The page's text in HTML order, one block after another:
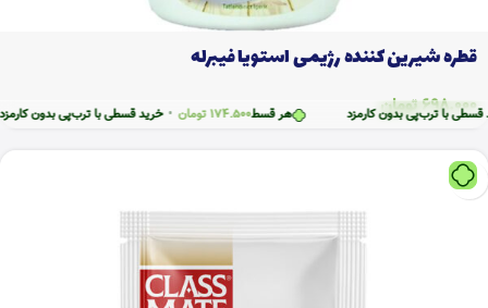
هر قسط174.500تومان • خرید قسطی با ترب‌پی بدون کارمزد بدون کارمزد
قطره شیرین کننده رژیمی استویا فیبرله
698.000تومان